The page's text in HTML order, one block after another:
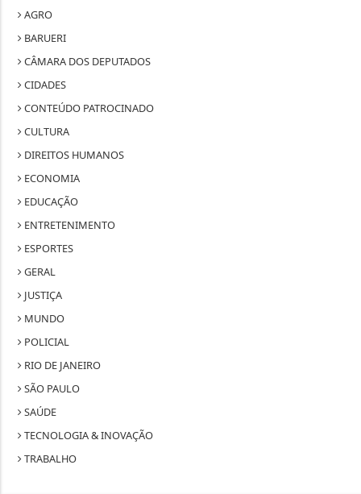
AGRO
BARUERI
CÂMARA DOS DEPUTADOS
CIDADES
CONTEÚDO PATROCINADO
CULTURA
DIREITOS HUMANOS
ECONOMIA
EDUCAÇÃO
ENTRETENIMENTO
ESPORTES
GERAL
JUSTIÇA
MUNDO
POLICIAL
RIO DE JANEIRO
SÃO PAULO
SAÚDE
TECNOLOGIA & INOVAÇÃO
TRABALHO